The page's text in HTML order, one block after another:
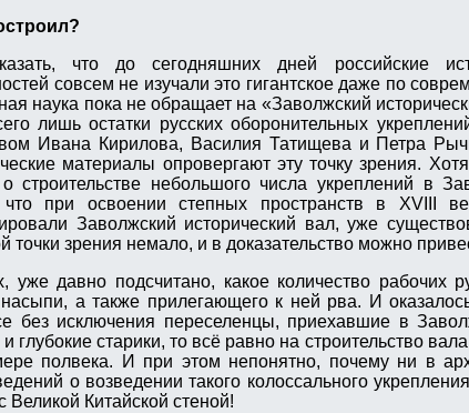
что до сегодняшних дней российские
совсем не изучали это гигантское даже по
наука пока не обращает на «Заволжский
лишь остатки русских оборонительных
Ивана Кирилова, Василия Татищева и Петра
материалы опровергают эту точку зрения.
строительстве небольшого числа укреплений в
что при освоении степных пространств в XVIII
Заволжский исторический вал, уже
точки зрения немало, и в доказательство можно
уже давно подсчитано, какое количество рабочих
а также прилегающего к ней рва. И
без исключения переселенцы, приехавшие в
глубокие старики, то всё равно на строительство
полвека. И при этом непонятно, почему ни в
о возведении такого колоссального
Великой Китайской стеной!